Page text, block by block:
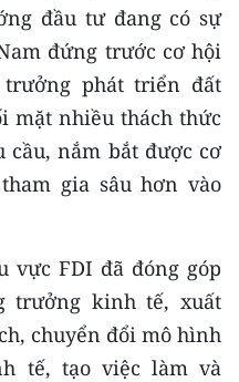
đầu tư đang có sự
đứng trước cơ hội
phát triển đất
mặt nhiều thách thức
cầu, nắm bắt được cơ
gia sâu hơn vào
vực FDI đã đóng góp
trưởng kinh tế, xuất
chuyển đổi mô hình
tế, tạo việc làm và